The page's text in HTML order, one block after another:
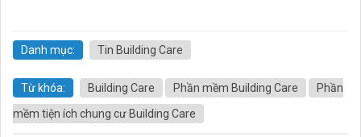
Danh mục: Tin Building Care
Từ khóa: Building Care Phần mềm Building Care
Phần
mềm tiện ích chung cư Building Care